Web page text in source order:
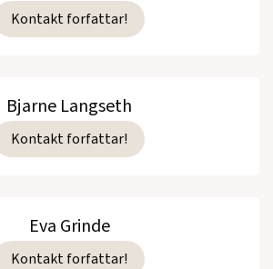
Kontakt forfattar!
Bjarne Langseth
Kontakt forfattar!
Eva Grinde
Kontakt forfattar!